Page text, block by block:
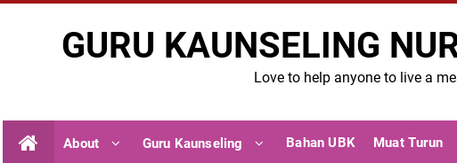
GURU KAUNSELING
Love to help anyone to live a
About Guru Kaunseling Bahan UBK Muat Turun